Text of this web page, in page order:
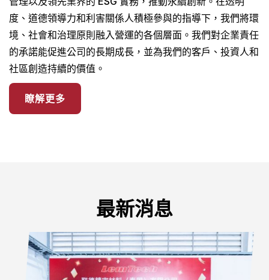
度、道德領導力和利害關係人積極參與的指導下，我們將環
境、社會和治理原則融入營運的各個層面。我們對企業責任
的承諾能促進公司的長期成長，並為我們的客戶、投資人和
社區創造持續的價值。
瞭解更多
最新消息